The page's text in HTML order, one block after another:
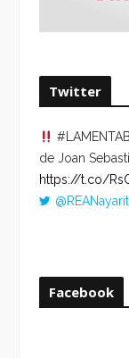
Twitter
de Joan
https://t.co/
@REANayarit
Facebook